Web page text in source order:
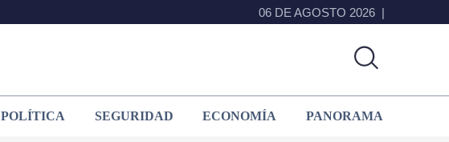
06 DE AGOSTO 2026
POLÍTICA SEGURIDAD ECONOMÍA PANORAMA